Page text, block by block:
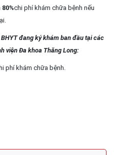
80%chi phí khám chữa bệnh nếu
đang ký khám ban đầu tại các
viện Đa khoa Thăng Long:
phí khám chữa bệnh.